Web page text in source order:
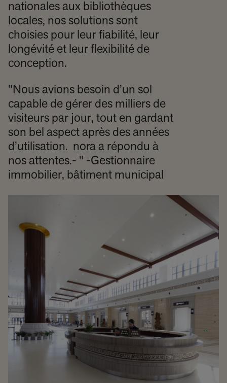
nationales aux bibliothèques
locales, nos solutions sont
choisies pour leur fiabilité, leur
longévité et leur flexibilité de
conception.
"Nous avions besoin d’un sol
capable de gérer des milliers de
visiteurs par jour, tout en gardant
son bel aspect après des années
d’utilisation. nora a répondu à
nos attentes.- " -Gestionnaire
immobilier, bâtiment municipal